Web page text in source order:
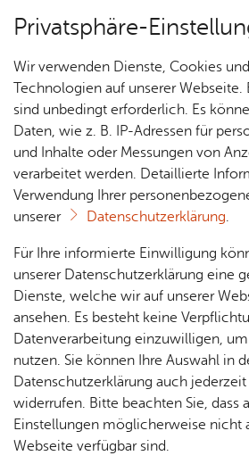
Über­sicht Bür­ger & Stadt
Rat­
haus &
Bür­
ger­
ser­vice
Rat­
häu­ser
& Orts­
ver­
wal­
Nach­
rich­
ten,
Vi­de­os
& Bil­
der
Me­di­
en­in­
for­ma­
tio­nen
Jobs
Stel­
len­an­
ge­bo­te
Aus­bil­
dung &
Stu­di­
um
&
Natur & Aktiv
Vor­le­sen
Sport &
Friedrichshafen sportlich und
unsere Stadt bietet Gästen
interessante Aktivitäten an
in der Luft.
Privatsphäre-
Wir verwenden Dienste, Cookies
Technologien auf unserer Webseite.
sind unbedingt erforderlich. Es
Daten, wie z. B. IP-Adressen für
und Inhalte oder Messungen von
verarbeitet werden. Detaillierte
Verwendung Ihrer
unserer
Datenschutzerklärung.
Für Ihre informierte Einwilligung
unserer Datenschutzerklärung eine
Dienste, welche wir auf unserer
ansehen. Es besteht keine
Datenverarbeitung einzuwilligen,
nutzen. Sie können Ihre Auswahl in
Datenschutzerklärung auch
widerrufen. Bitte beachten Sie, dass
Einstellungen möglicherweise nicht
Webseite verfügbar sind.